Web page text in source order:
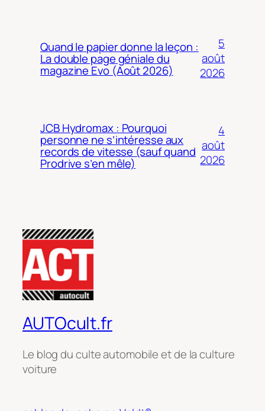
Quand le papier donne la leçon :
La double page géniale du
magazine Evo (Août 2026)
5
août
2026
JCB Hydromax : Pourquoi
personne ne s’intéresse aux
records de vitesse (sauf quand
Prodrive s’en mêle)
4
août
2026
AUTOcult.fr
Le blog du culte automobile et de la culture
voiture